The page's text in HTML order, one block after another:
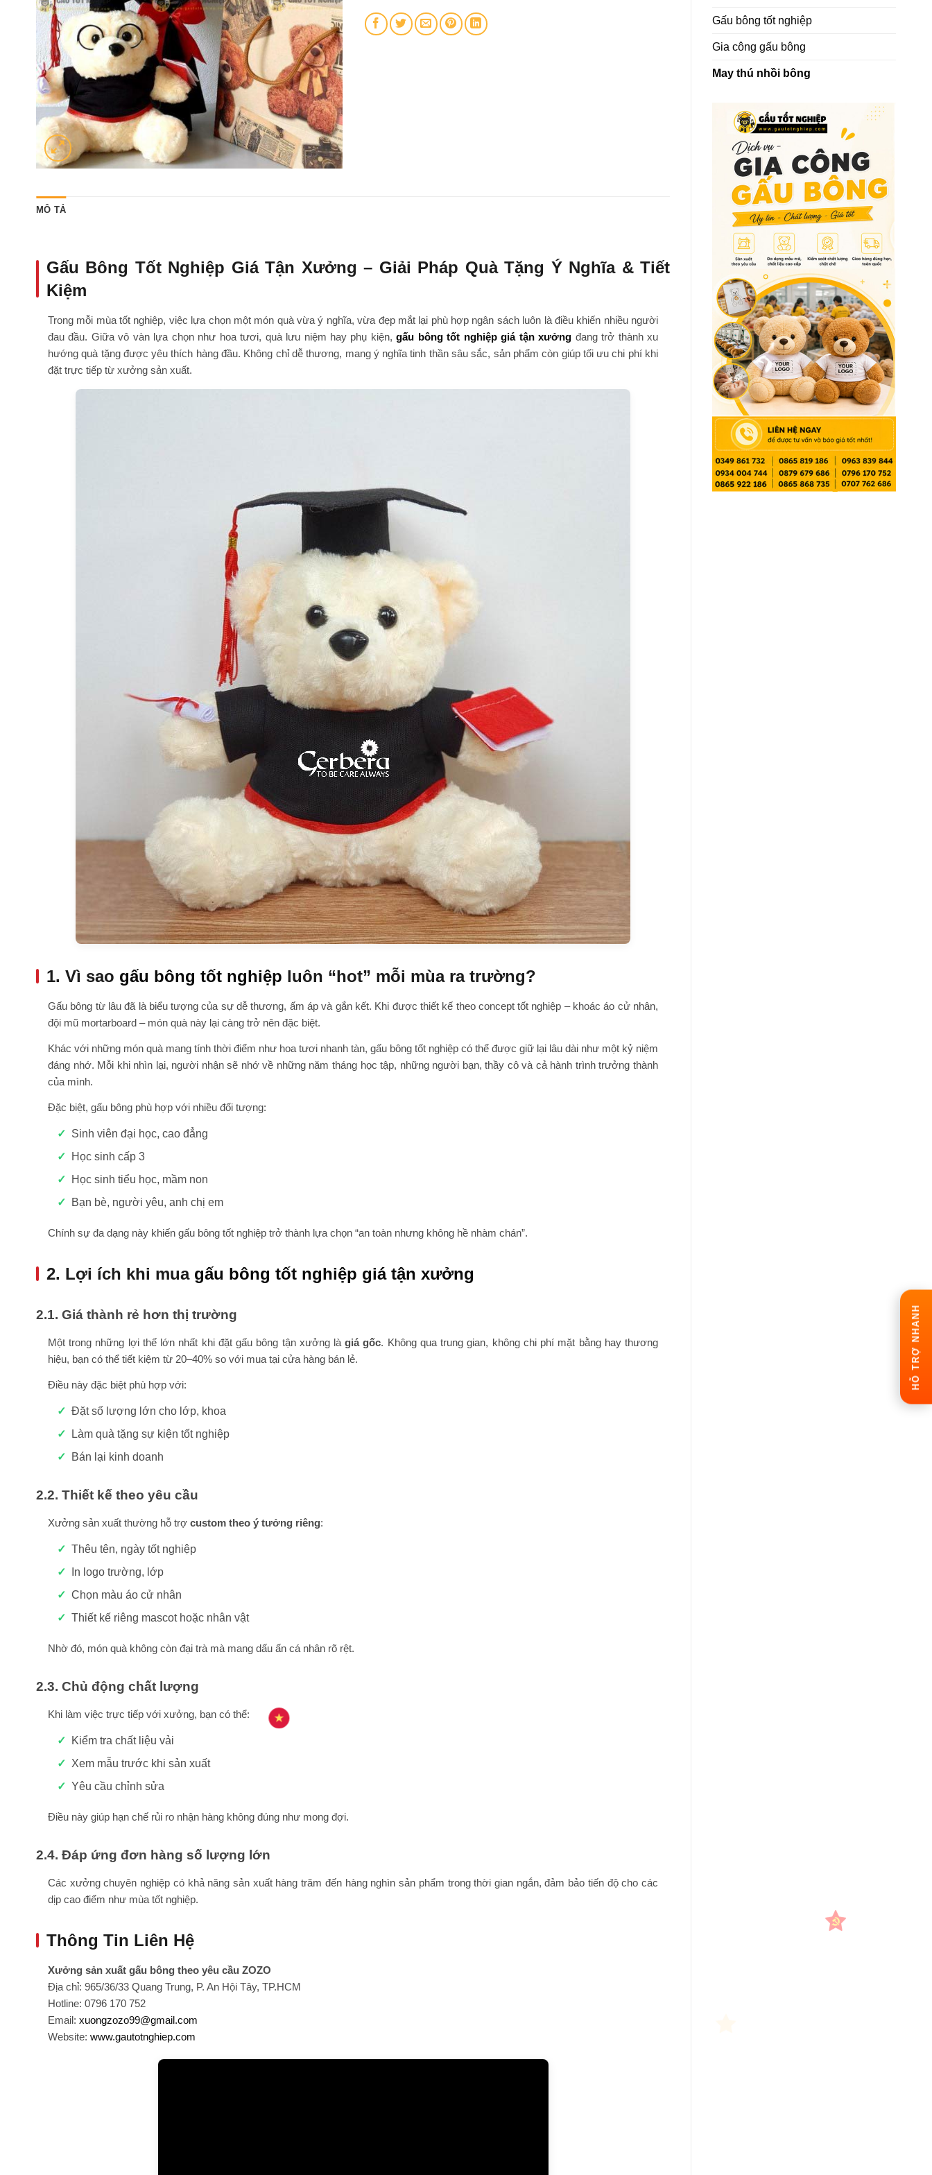
HỖ TRỢ NHANH
Gấu bông tốt nghiệp
Gia công gấu bông
May thú nhồi bông
MÔ TẢ
Gấu Bông Tốt Nghiệp Giá Tận Xưởng – Giải Pháp Quà Tặng Ý Nghĩa & Tiết
Kiệm
Trong mỗi mùa tốt nghiệp, việc lựa chọn một món quà vừa ý nghĩa, vừa đẹp mắt lại phù hợp ngân sách luôn là điều khiến nhiều người
đau đầu. Giữa vô vàn lựa chọn như hoa tươi, quà lưu niệm hay phụ kiện,gấu bông tốt nghiệp giá tận xưởng đang trở thành xu
hướng quà tặng được yêu thích hàng đầu. Không chỉ dễ thương, mang ý nghĩa tinh thần sâu sắc, sản phẩm còn giúp tối ưu chi phí khi
đặt trực tiếp từ xưởng sản xuất.
1. Vì sao gấu bông tốt nghiệp luôn “hot” mỗi mùa ra trường?
Gấu bông từ lâu đã là biểu tượng của sự dễ thương, ấm áp và gắn kết. Khi được thiết kế theo concept tốt nghiệp – khoác áo cử nhân,
đội mũ mortarboard – món quà này lại càng trở nên đặc biệt.
Khác với những món quà mang tính thời điểm như hoa tươi nhanh tàn, gấu bông tốt nghiệp có thể được giữ lại lâu dài như một kỷ niệm
đáng nhớ. Mỗi khi nhìn lại, người nhận sẽ nhớ về những năm tháng học tập, những người bạn, thầy cô và cả hành trình trưởng thành
của mình.
Đặc biệt, gấu bông phù hợp với nhiều đối tượng:
Sinh viên đại học, cao đẳng
Học sinh cấp 3
Học sinh tiểu học, mầm non
Bạn bè, người yêu, anh chị em
Chính sự đa dạng này khiến gấu bông tốt nghiệp trở thành lựa chọn “an toàn nhưng không hề nhàm chán”.
2. Lợi ích khi mua gấu bông tốt nghiệp giá tận xưởng
2.1. Giá thành rẻ hơn thị trường
Một trong những lợi thế lớn nhất khi đặt gấu bông tận xưởng làgiá gốc. Không qua trung gian, không chi phí mặt bằng hay thương
hiệu, bạn có thể tiết kiệm từ 20–40% so với mua tại cửa hàng bán lẻ.
Điều này đặc biệt phù hợp với:
Đặt số lượng lớn cho lớp, khoa
Làm quà tặng sự kiện tốt nghiệp
Bán lại kinh doanh
2.2. Thiết kế theo yêu cầu
Xưởng sản xuất thường hỗ trợ custom theo ý tưởng riêng:
Thêu tên, ngày tốt nghiệp
In logo trường, lớp
Chọn màu áo cử nhân
Thiết kế riêng mascot hoặc nhân vật
Nhờ đó, món quà không còn đại trà mà mang dấu ấn cá nhân rõ rệt.
2.3. Chủ động chất lượng
Khi làm việc trực tiếp với xưởng, bạn có thể:
Kiểm tra chất liệu vải
Xem mẫu trước khi sản xuất
Yêu cầu chỉnh sửa
Điều này giúp hạn chế rủi ro nhận hàng không đúng như mong đợi.
2.4. Đáp ứng đơn hàng số lượng lớn
Các xưởng chuyên nghiệp có khả năng sản xuất hàng trăm đến hàng nghìn sản phẩm trong thời gian ngắn, đảm bảo tiến độ cho các
dịp cao điểm như mùa tốt nghiệp.
Thông Tin Liên Hệ
Xưởng sản xuất gấu bông theo yêu cầu ZOZO
Địa chỉ: 965/36/33 Quang Trung, P. An Hội Tây, TP.HCM
Hotline: 0796 170 752
Email: xuongzozo99@gmail.com
Website: www.gautotnghiep.com